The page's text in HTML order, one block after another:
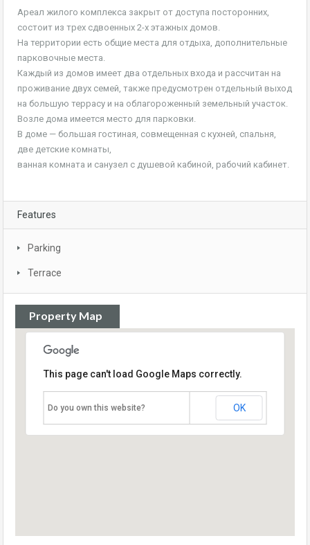
Ареал жилого комплекса закрыт от доступа посторонних,
состоит из трех сдвоенных 2-х этажных домов.
На территории есть общие места для отдыха, дополнительные
парковочные места.
Каждый из домов имеет два отдельных входа и рассчитан на
проживание двух семей, также предусмотрен отдельный выход
на большую террасу и на облагороженный земельный участок.
Возле дома имеется место для парковки.
В доме — большая гостиная, совмещенная с кухней, спальня,
две детские комнаты,
ванная комната и санузел с душевой кабиной, рабочий кабинет.
Features
Parking
Terrace
Property Map
This page can't load Google Maps correctly.
Do you own this website? OK